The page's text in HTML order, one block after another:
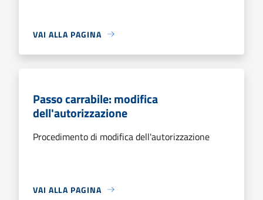
VAI ALLA PAGINA
Passo carrabile: modifica
dell'autorizzazione
Procedimento di modifica dell'autorizzazione
VAI ALLA PAGINA